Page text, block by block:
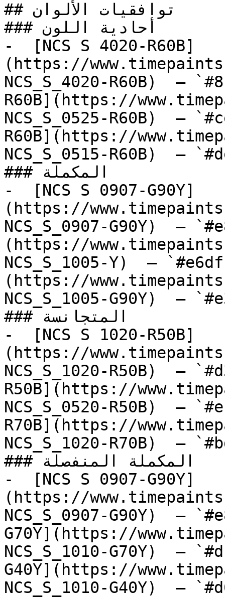
## توافقيات الألوان
### أحادية اللون
-  [NCS S 4020-R60B]
(https://
NCS_S_4020-R60B)  —
R60B](https://
NCS_S_0525-R60B)  —
R60B](https://
NCS_S_0515-R60B)  —
### المكملة
-  [NCS S 0907-G90Y]
(https://
NCS_S_0907-G90Y)  —
(https://
NCS_S_1005-Y)  —
(https://
NCS_S_1005-G90Y)  —
### المتجانسة
-  [NCS S 1020-R50B]
(https://
NCS_S_1020-R50B)  —
R50B](https://
NCS_S_0520-R50B)  —
R70B](https://
NCS_S_1020-R70B)  —
### المكملة المنفصلة
-  [NCS S 0907-G90Y]
(https://
NCS_S_0907-G90Y)  —
G70Y](https://
NCS_S_1010-G70Y)  —
G40Y](https://
NCS_S_1010-G40Y)  —